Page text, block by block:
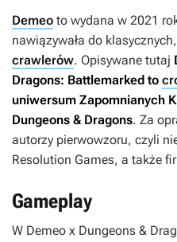
Demeo to wydana w 2021
nawiązywała do
crawlerów. Opisywane tutaj
Dragons: Battlemarked to
uniwersum Zapomnianych
Dungeons & Dragons. Za
autorzy pierwowzoru, czyli
Resolution Games, a także
Gameplay
W Demeo x Dungeons &